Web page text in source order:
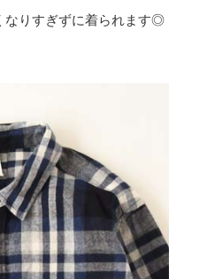
なりすぎずに着られます◎